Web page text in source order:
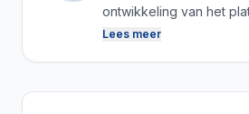
ontwikkeling van het
technologie en
Lees meer